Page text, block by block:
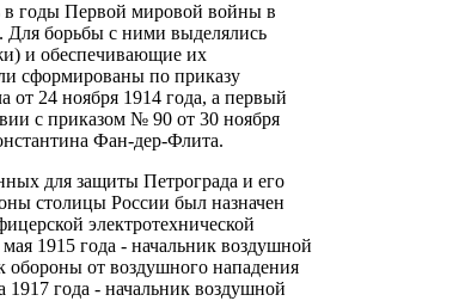
в годы Первой мировой войны в
Для борьбы с ними выделялись
и обеспечивающие их
сформированы по приказу
от 24 ноября 1914 года, а первый
с приказом № 90 от 30 ноября
Фан-дер-Флита.
для защиты Петрограда и его
столицы России был назначен
электротехнической
1915 года - начальник воздушной
обороны от воздушного нападения
1917 года - начальник воздушной